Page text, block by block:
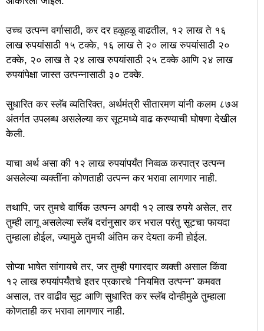
उच्च उत्पन्न वर्गासाठी, कर दर हळूहळू वाढतील, १२ लाख ते १६
लाख रुपयांसाठी १५ टक्के, १६ लाख ते २० लाख रुपयांसाठी २०
टक्के, २० लाख ते २४ लाख रुपयांसाठी २५ टक्के आणि २४ लाख
रुपयांपेक्षा जास्त उत्पन्नासाठी ३० टक्के.
सुधारित कर स्लॅब व्यतिरिक्त, अर्थमंत्री सीतारमण यांनी कलम ८७अ
अंतर्गत उपलब्ध असलेल्या कर सूटमध्ये वाढ करण्याची घोषणा देखील
केली.
याचा अर्थ असा की १२ लाख रुपयांपर्यंत निव्वळ करपात्र उत्पन्न
असलेल्या व्यक्तींना कोणताही उत्पन्न कर भरावा लागणार नाही.
तथापि, जर तुमचे वार्षिक उत्पन्न अगदी १२ लाख रुपये असेल, तर
तुम्ही लागू असलेल्या स्लॅब दरांनुसार कर भराल परंतु सूटचा फायदा
तुम्हाला होईल, ज्यामुळे तुमची अंतिम कर देयता कमी होईल.
सोप्या भाषेत सांगायचे तर, जर तुम्ही पगारदार व्यक्ती असाल किंवा
१२ लाख रुपयांपर्यंतचे इतर प्रकारचे “नियमित उत्पन्न” कमवत
असाल, तर वाढीव सूट आणि सुधारित कर स्लॅब दोन्हीमुळे तुम्हाला
कोणताही कर भरावा लागणार नाही.